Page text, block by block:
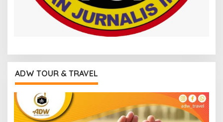
ADW TOUR & TRAVEL